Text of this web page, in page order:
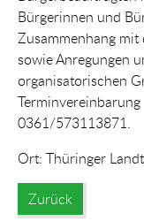
Bürgerinnen und
Zusammenhang
sowie Anregungen
organisatorischen
0361/573113871.
Ort: Thüringer
Zurück